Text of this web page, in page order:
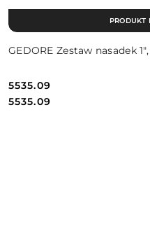
GEDORE Zestaw nasadek
Cena:
5535.09
Cena:
5535.09
PRODUKT